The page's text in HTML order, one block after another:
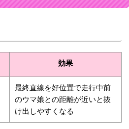
効果
最終直線を好位置で走行中前
のウマ娘との距離が近いと抜
け出しやすくなる